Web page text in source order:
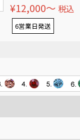
¥12,000〜 税込
6営業日発送